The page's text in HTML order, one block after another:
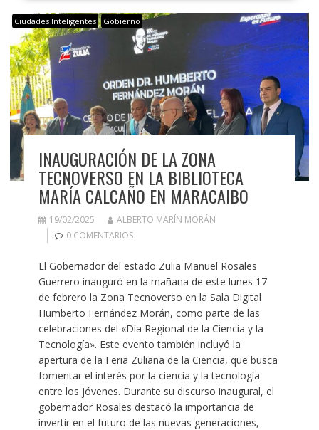
Ciudades Inteligentes Gobierno
INAUGURACIÓN DE LA ZONA
TECNOVERSO EN LA BIBLIOTECA
MARÍA CALCAÑO EN MARACAIBO
19/02/2025
ALBERTO MARÍN MORÁN
0 COMENTARIOS
El Gobernador del estado Zulia Manuel Rosales
Guerrero inauguró en la mañana de este lunes 17
de febrero la Zona Tecnoverso en la Sala Digital
Humberto Fernández Morán, como parte de las
celebraciones del «Día Regional de la Ciencia y la
Tecnología». Este evento también incluyó la
apertura de la Feria Zuliana de la Ciencia, que busca
fomentar el interés por la ciencia y la tecnología
entre los jóvenes. Durante su discurso inaugural, el
gobernador Rosales destacó la importancia de
invertir en el futuro de las nuevas generaciones,